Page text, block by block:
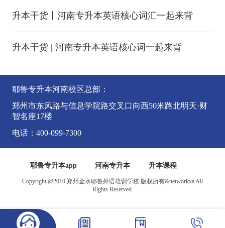
升本干货丨河南专升本英语核心词汇一起来背
升本干货 | 河南专升本英语核心词一起来背
耶鲁专升本河南校区总部：
郑州市东风路与信息学院路交叉口向西50米路北明天·财
智名座17楼
电话：400-099-7300
耶鲁专升本app 河南专升本 升本课程
Copyright @2010 郑州金水耶鲁外语培训学校 版权所有&networkxa All
Rights Reserved.